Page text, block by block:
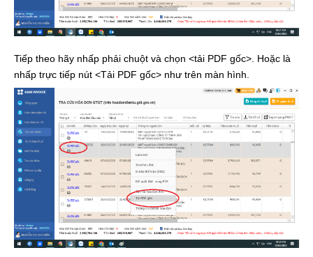
Tiếp theo hãy nhấp phải chuột và chọn <tải PDF gốc>. Hoặc là
nhấp trực tiếp nút <Tải PDF gốc> như trên màn hình.